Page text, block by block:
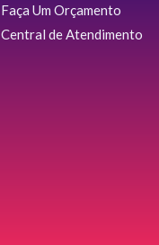
Faça Um Orçamento
Central de Atendimento